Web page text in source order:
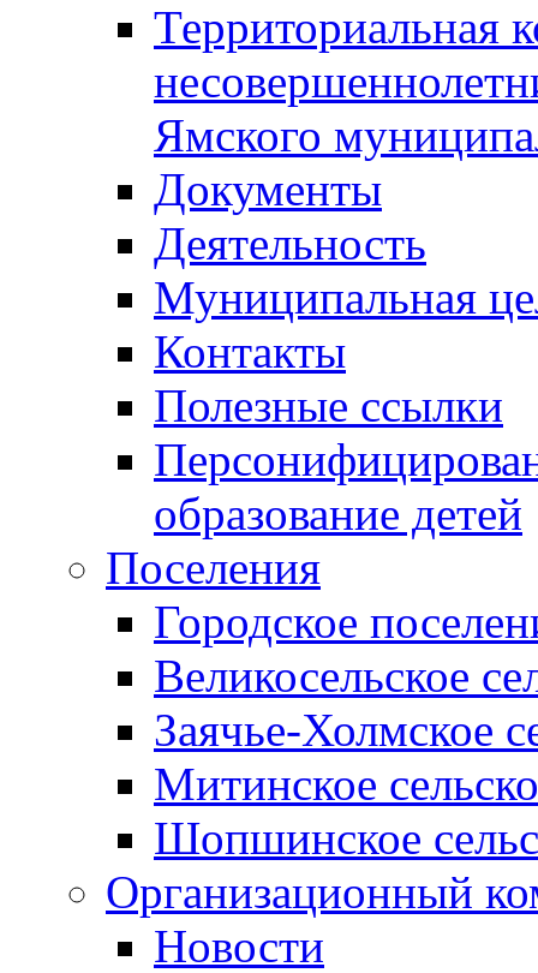
Территориальная
Ямского
Документы
Деятельность
Муниципальная
Контакты
Полезные ссылки
образование детей
Поселения
Городское
Великосельское
Заячье-Холмское
Митинское
Шопшинское
Организационный
Новости